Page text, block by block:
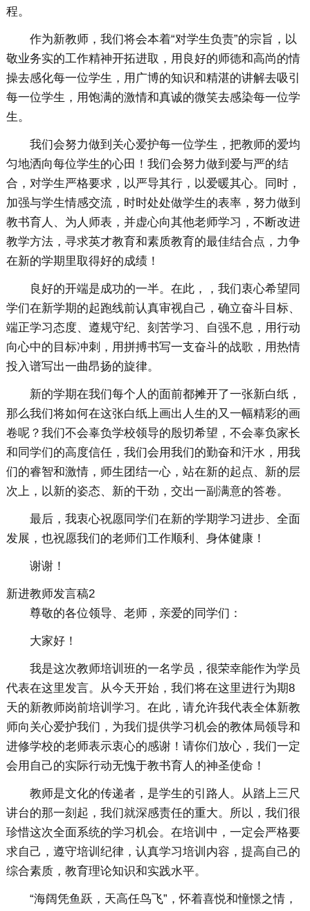
程。
作为新教师，我们将会本着“对学生负责”的宗旨，以
敬业务实的工作精神开拓进取，用良好的师德和高尚的情
操去感化每一位学生，用广博的知识和精湛的讲解去吸引
每一位学生，用饱满的激情和真诚的微笑去感染每一位学
生。
我们会努力做到关心爱护每一位学生，把教师的爱均
匀地洒向每位学生的心田！我们会努力做到爱与严的结
合，对学生严格要求，以严导其行，以爱暖其心。同时，
加强与学生情感交流，时时处处做学生的表率，努力做到
教书育人、为人师表，并虚心向其他老师学习，不断改进
教学方法，寻求英才教育和素质教育的最佳结合点，力争
在新的学期里取得好的成绩！
良好的开端是成功的一半。在此，，我们衷心希望同
学们在新学期的起跑线前认真审视自己，确立奋斗目标、
端正学习态度、遵规守纪、刻苦学习、自强不息，用行动
向心中的目标冲刺，用拼搏书写一支奋斗的战歌，用热情
投入谱写出一曲昂扬的旋律。
新的学期在我们每个人的面前都摊开了一张新白纸，
那么我们将如何在这张白纸上画出人生的又一幅精彩的画
卷呢？我们不会辜负学校领导的殷切希望，不会辜负家长
和同学们的高度信任，我们会用我们的勤奋和汗水，用我
们的睿智和激情，师生团结一心，站在新的起点、新的层
次上，以新的姿态、新的干劲，交出一副满意的答卷。
最后，我衷心祝愿同学们在新的学期学习进步、全面
发展，也祝愿我们的老师们工作顺利、身体健康！
谢谢！
新进教师发言稿2
尊敬的各位领导、老师，亲爱的同学们：
大家好！
我是这次教师培训班的一名学员，很荣幸能作为学员
代表在这里发言。从今天开始，我们将在这里进行为期8
天的新教师岗前培训学习。在此，请允许我代表全体新教
师向关心爱护我们，为我们提供学习机会的教体局领导和
进修学校的老师表示衷心的感谢！请你们放心，我们一定
会用自己的实际行动无愧于教书育人的神圣使命！
教师是文化的传递者，是学生的引路人。从踏上三尺
讲台的那一刻起，我们就深感责任的重大。所以，我们很
珍惜这次全面系统的学习机会。在培训中，一定会严格要
求自己，遵守培训纪律，认真学习培训内容，提高自己的
综合素质，教育理论知识和实践水平。
“海阔凭鱼跃，天高任鸟飞”，怀着喜悦和憧憬之情，